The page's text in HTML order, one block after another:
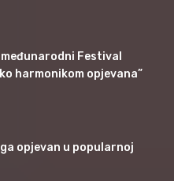
Festival
harmonikom opjevana”
opjevan u popularnoj